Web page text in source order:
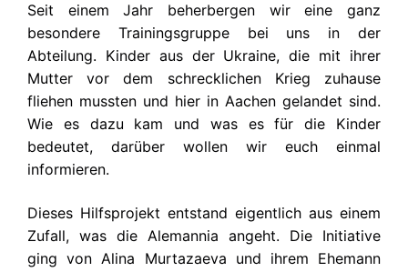
Seit einem Jahr beherbergen wir eine ganz
besondere Trainingsgruppe bei uns in der
Abteilung. Kinder aus der Ukraine, die mit ihrer
Mutter vor dem schrecklichen Krieg zuhause
fliehen mussten und hier in Aachen gelandet sind.
Wie es dazu kam und was es für die Kinder
bedeutet, darüber wollen wir euch einmal
informieren.
Dieses Hilfsprojekt entstand eigentlich aus einem
Zufall, was die Alemannia angeht. Die Initiative
ging von Alina Murtazaeva und ihrem Ehemann